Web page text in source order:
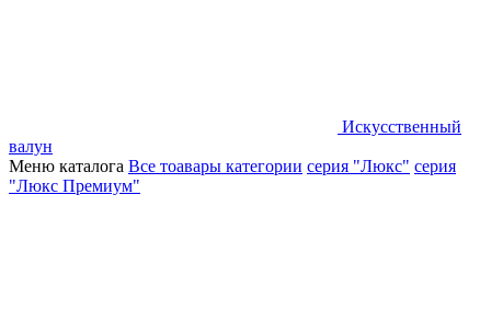
Искусственный
валун
Меню каталога Все тоавары категории серия "Люкс" серия
"Люкс Премиум"